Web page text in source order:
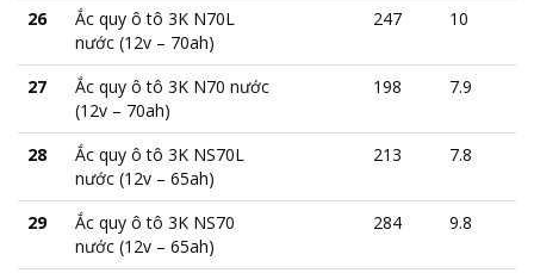
26
Ắc quy ô tô 3K N70L
nước (12v – 70ah)
247 10
27
Ắc quy ô tô 3K N70 nước
(12v – 70ah)
198 7.9
28
Ắc quy ô tô 3K NS70L
nước (12v – 65ah)
213 7.8
29
Ắc quy ô tô 3K NS70
nước (12v – 65ah)
284 9.8